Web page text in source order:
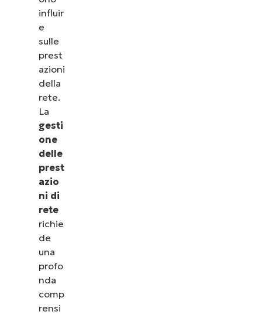
influir
e
sulle
prest
azioni
della
rete.
La
gesti
one
delle
prest
azio
ni di
rete
richie
de
una
profo
nda
comp
rensi